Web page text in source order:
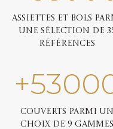
Assiettes et bols
une sélection de
références
+
Couverts parmi un
choix de 9 gammes